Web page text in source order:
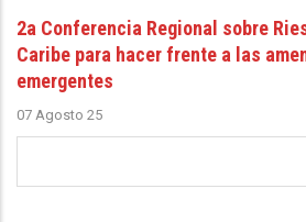
2a Conferencia Regional sobre
Caribe para hacer frente a las
emergentes
07 Agosto 25